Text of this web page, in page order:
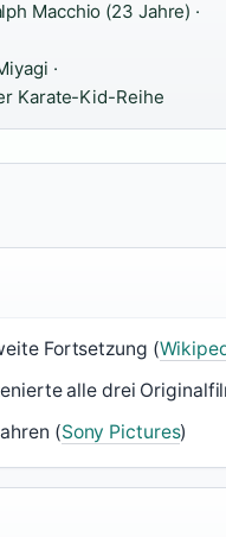
Macchio (23 Jahre) ·
·
Karate-Kid-Reihe
Fortsetzung (
alle drei
(Sony Pictures)